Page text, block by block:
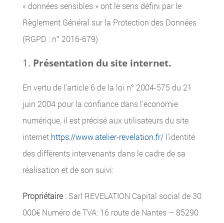
« données sensibles » ont le sens défini par le
Règlement Général sur la Protection des Données
(RGPD : n° 2016-679)
Présentation du site internet.
En vertu de l'article 6 de la loi n° 2004-575 du 21
juin 2004 pour la confiance dans l'économie
numérique, il est précisé aux utilisateurs du site
internet https://www.atelier-revelation.fr/l'identité
des différents intervenants dans le cadre de sa
réalisation et de son suivi:
Propriétaire: Sarl REVELATION Capital social de 30
000€ Numéro de TVA: 16 route de Nantes – 85290